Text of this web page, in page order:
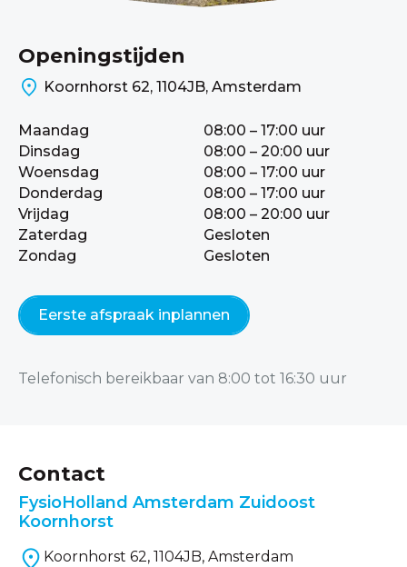
Openingstijden
Koornhorst 62, 1104JB, Amsterdam
Maandag
Dinsdag
Woensdag
Donderdag
Vrijdag
Zaterdag
Zondag
08:00 – 17:00 uur
08:00 – 20:00 uur
08:00 – 17:00 uur
08:00 – 17:00 uur
08:00 – 20:00 uur
Gesloten
Gesloten
Eerste afspraak inplannen
Telefonisch bereikbaar van 8:00 tot 16:30 uur
Contact
FysioHolland Amsterdam Zuidoost
Koornhorst
Koornhorst 62, 1104JB, Amsterdam